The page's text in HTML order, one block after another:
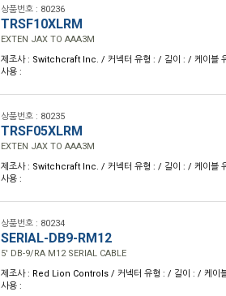
상품번호 : 80236
TRSF10XLRM
EXTEN JAX TO AAA3M
제조사 : Switchcraft Inc. / 커넥터 유형 : / 길이 : / 케이블
사용 :
상품번호 : 80235
TRSF05XLRM
EXTEN JAX TO AAA3M
제조사 : Switchcraft Inc. / 커넥터 유형 : / 길이 : / 케이블
사용 :
상품번호 : 80234
SERIAL-DB9-RM12
5' DB-9/RA M12 SERIAL CABLE
제조사 : Red Lion Controls / 커넥터 유형 : / 길이 : / 케이
사용 :